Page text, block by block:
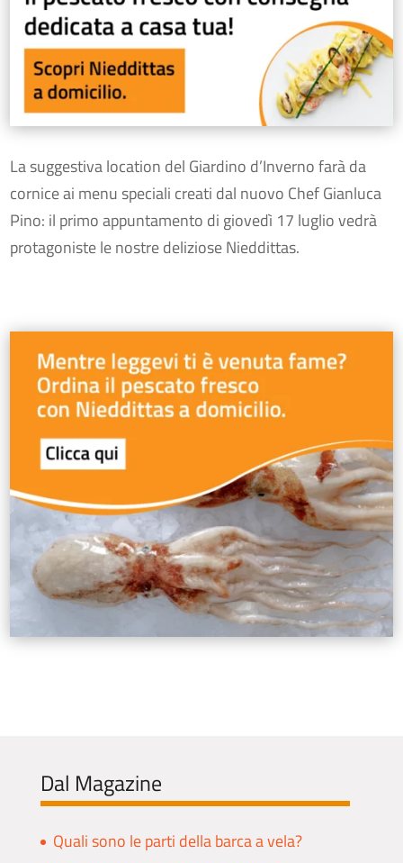
La suggestiva location del Giardino d’Inverno farà da
cornice ai menu speciali creati dal nuovo Chef Gianluca
Pino: il primo appuntamento di giovedì 17 luglio vedrà
protagoniste le nostre deliziose Nieddittas.
Dal Magazine
Quali sono le parti della barca a vela?